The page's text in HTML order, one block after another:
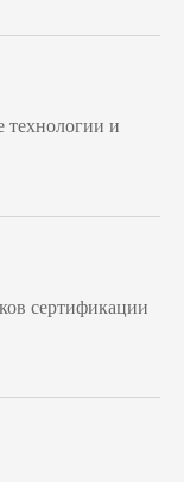
технологии и
сертификации